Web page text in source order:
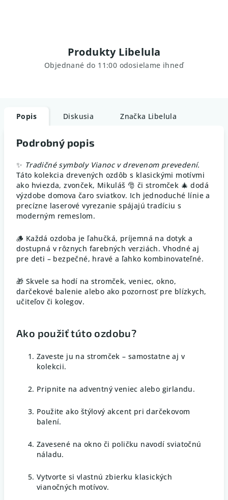
Produkty Libelula
Objednané do 11:00 odosielame ihneď
Popis Diskusia Značka Libelula
Podrobný popis
✨ Tradičné symboly Vianoc v drevenom prevedení.
Táto kolekcia drevených ozdôb s klasickými motívmi
ako hviezda, zvonček, Mikuláš 🎅 či stromček 🎄 dodá
výzdobe domova čaro sviatkov. Ich jednoduché línie a
precízne laserové vyrezanie spájajú tradíciu s
moderným remeslom.
🪵 Každá ozdoba je ľahučká, príjemná na dotyk a
dostupná v rôznych farebných verziách. Vhodné aj
pre deti – bezpečné, hravé a ľahko kombinovateľné.
🎁 Skvele sa hodí na stromček, veniec, okno,
darčekové balenie alebo ako pozornosť pre blízkych,
učiteľov či kolegov.
Ako použiť túto ozdobu?
Zaveste ju na stromček – samostatne aj v
kolekcii.
Pripnite na adventný veniec alebo girlandu.
Použite ako štýlový akcent pri darčekovom
balení.
Zavesené na okno či poličku navodí sviatočnú
náladu.
Vytvorte si vlastnú zbierku klasických
vianočných motívov.